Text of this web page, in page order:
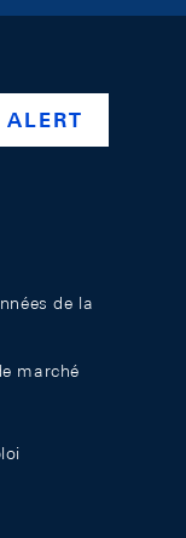
swiss-
de la
marché